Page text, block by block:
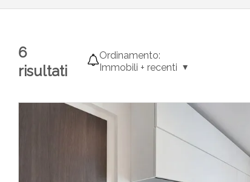
6
risultati
Ordinamento:
Immobili + recenti